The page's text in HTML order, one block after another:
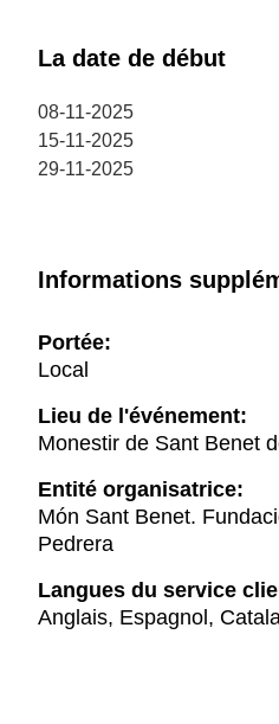
La date de début
08-11-2025
15-11-2025
29-11-2025
Informations
Portée:
Local
Lieu de l'événement:
Monestir de Sant Benet
Entité organisatrice:
Món Sant Benet.
Pedrera
Langues du service
Anglais, Espagnol,